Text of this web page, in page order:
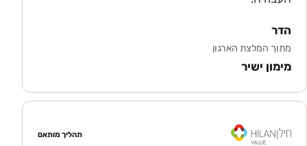
הדר
מתוך המלצת הארגון
מימון ישיר
תהליך מותאם